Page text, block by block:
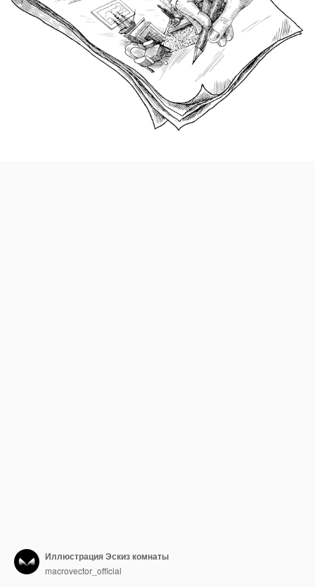
Иллюстрация Эскиз комнаты
macrovector_official